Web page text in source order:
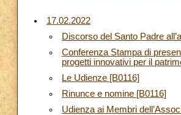
17.02.2022
Discorso del Santo Padre
Conferenza Stampa di
progetti innovativi per il
Le Udienze [B0116]
Rinunce e nomine [B0116]
Udienza ai Membri